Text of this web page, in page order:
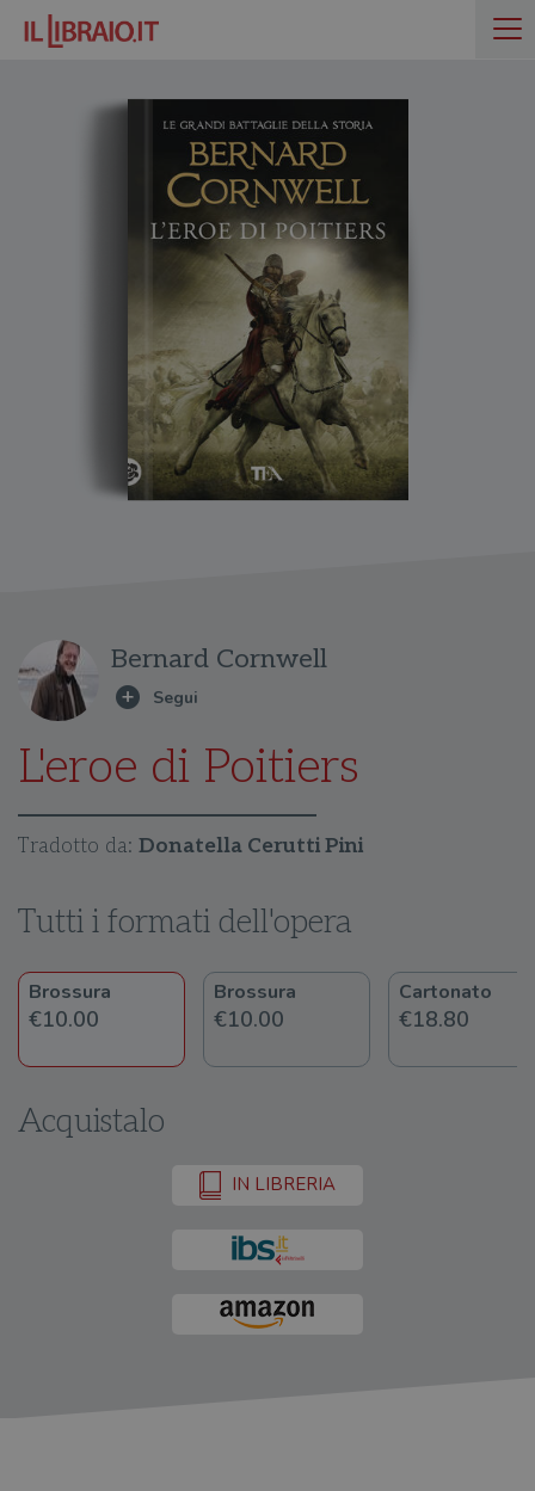
Bernard Cornwell
L'eroe di Poitiers
Tradotto da: Donatella Cerutti Pini
Tutti i formati dell'opera
Brossura
€10.00
Brossura
€10.00
Cartonato
€18.80
Acquistalo
IN LIBRERIA